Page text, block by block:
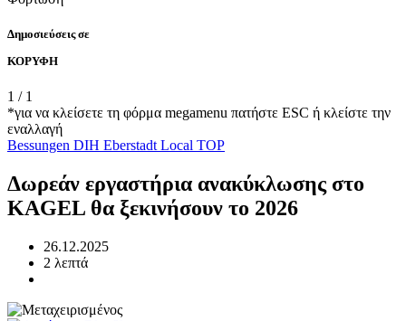
Δημοσιεύσεις σε
ΚΟΡΥΦΗ
1 / 1
*για να κλείσετε τη φόρμα megamenu πατήστε ESC ή κλείστε την
εναλλαγή
Bessungen DIH Eberstadt Local TOP
Δωρεάν εργαστήρια ανακύκλωσης στο
KAGEL θα ξεκινήσουν το 2026
26.12.2025
2 λεπτά